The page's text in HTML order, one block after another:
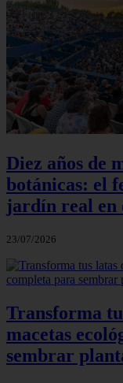
Diez años de
botánicas: el
jardín real en
23/07/2026
Transforma
macetas
sembrar